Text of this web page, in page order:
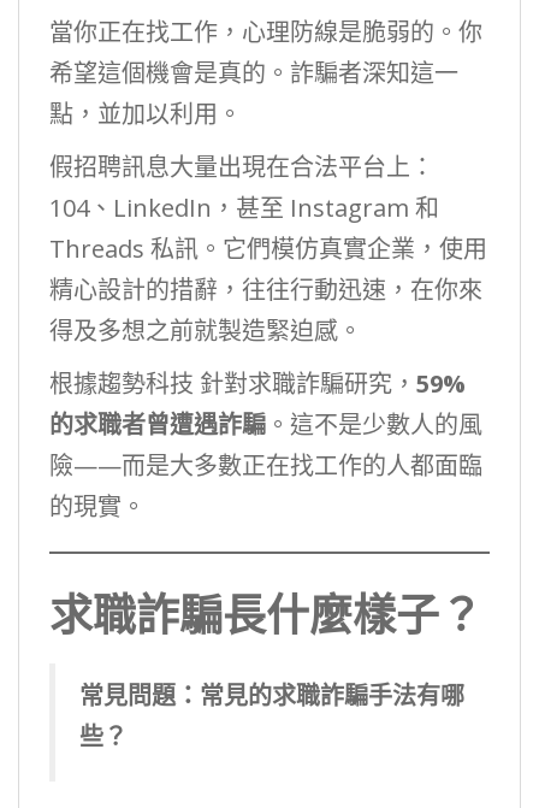
當你正在找工作，心理防線是脆弱的。你
希望這個機會是真的。詐騙者深知這一
點，並加以利用。
假招聘訊息大量出現在合法平台上：
104、LinkedIn，甚至 Instagram 和
Threads 私訊。它們模仿真實企業，使用
精心設計的措辭，往往行動迅速，在你來
得及多想之前就製造緊迫感。
根據趨勢科技 針對求職詐騙研究， 59%
的求職者曾遭遇詐騙 。這不是少數人的風
險——而是大多數正在找工作的人都面臨
的現實。
求職詐騙長什麼樣子？
常見問題：常見的求職詐騙手法有哪
些？